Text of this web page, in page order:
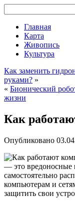
Главная
Карта
Живопись
Культура
Как заменить
руками? »
« Бионический
жизни
Как
Опубликовано
— это вредоносные
самостоятельно
компьютерам и
защитить свои